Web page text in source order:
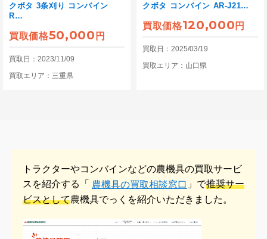
クボタ 3条刈り コンバイン
R…
買取価格50,000 円
買取日：2023/11/09
買取エリア：三重県
クボタ コンバイン AR-J21…
買取価格120,000 円
買取日：2025/03/19
買取エリア：山口県
トラクターやコンバインなどの農機具の買取サービ
スを紹介する「 農機具の買取相談窓口 」で推奨サー
ビスとして農機具でっくを紹介いただきました。